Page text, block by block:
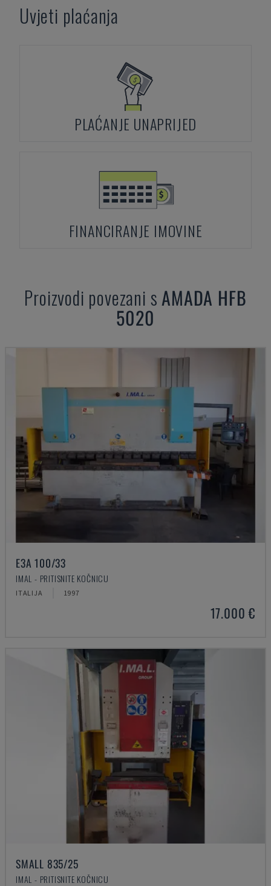
Uvjeti plaćanja
PLAĆANJE UNAPRIJED
FINANCIRANJE IMOVINE
Proizvodi povezani sAMADA HFB
5020
E3A 100/33
IMAL - PRITISNITE KOČNICU
ITALIJA 1997
17.000 €
SMALL 835/25
IMAL - PRITISNITE KOČNICU